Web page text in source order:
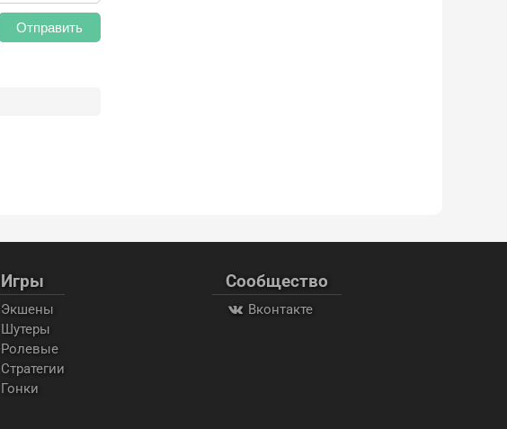
Отправить
Игры
Экшены
Шутеры
Ролевые
Стратегии
Гонки
Сообщество
Вконтакте